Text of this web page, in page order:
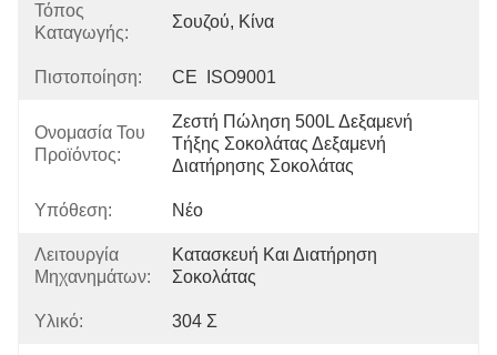
Τόπος
Καταγωγής:
Σουζού, Κίνα
Πιστοποίηση: CE  ISO9001
Ονομασία Του
Προϊόντος:
Ζεστή Πώληση 500L Δεξαμενή
Τήξης Σοκολάτας Δεξαμενή
Διατήρησης Σοκολάτας
Υπόθεση: Νέο
Λειτουργία
Μηχανημάτων:
Κατασκευή Και Διατήρηση
Σοκολάτας
Υλικό: 304 Σ